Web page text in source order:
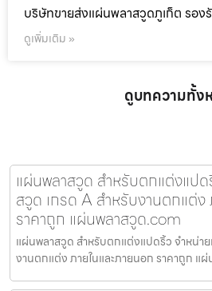
บริษัทขายส่งแผ่นพลาสวูดภูเก็ต รอง
ดูเพิ่มเติม »
ดูบทความทั้ง
แผ่นพลาสวูด สำหรับตกแต่งแป
สวูด เกรด A สำหรับงานตกแต่ง
ราคาถูก แผ่นพลาสวูด.com
แผ่นพลาสวูด สำหรับตกแต่งแปดริ้ว จำหน่า
งานตกแต่ง ภายในและภายนอก ราคาถูก